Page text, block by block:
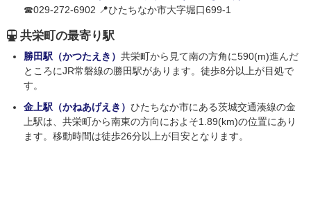
☎029-272-6902 📍ひたちなか市大字堀口699-1
共栄町の最寄り駅
勝田駅（かつたえき） 共栄町から見て南の方角に590(m)進んだ
ところにJR常磐線の勝田駅があります。徒歩8分以上が目処で
す。
金上駅（かねあげえき） ひたちなか市にある茨城交通湊線の金
上駅は、共栄町から南東の方向におよそ1.89(km)の位置にあり
ます。移動時間は徒歩26分以上が目安となります。